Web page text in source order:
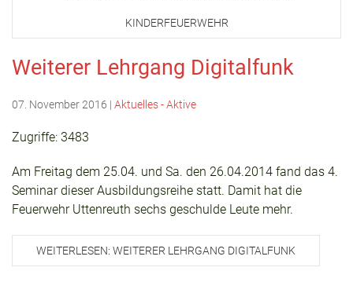
KINDERFEUERWEHR
Weiterer Lehrgang Digitalfunk
07. November 2016 | Aktuelles - Aktive
Zugriffe: 3483
Am Freitag dem 25.04. und Sa. den 26.04.2014 fand das 4.
Seminar dieser Ausbildungsreihe statt. Damit hat die
Feuerwehr Uttenreuth sechs geschulde Leute mehr.
WEITERLESEN: WEITERER LEHRGANG DIGITALFUNK